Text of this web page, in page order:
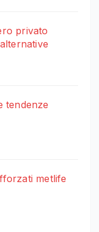
privato
tendenze
metlife